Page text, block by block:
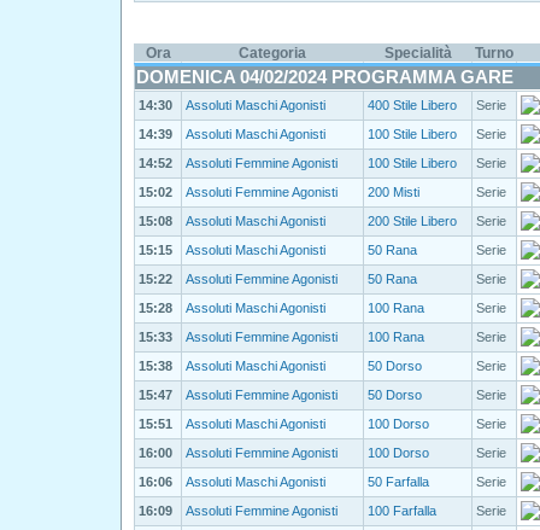
Ora Categoria Specialità Turno
DOMENICA 04/02/2024 PROGRAMMA GARE
14:30 Assoluti Maschi Agonisti 400 Stile Libero
Serie
14:39
Assoluti Maschi Agonisti 100 Stile Libero
Serie
14:52
Assoluti Femmine Agonisti 100 Stile Libero
Serie
15:02
Assoluti Femmine Agonisti 200 Misti
Serie
15:08
Assoluti Maschi Agonisti 200 Stile Libero
Serie
15:15
Assoluti Maschi Agonisti 50 Rana
Serie
15:22
Assoluti Femmine Agonisti 50 Rana
Serie
15:28
Assoluti Maschi Agonisti 100 Rana
Serie
15:33
Assoluti Femmine Agonisti 100 Rana
Serie
15:38
Assoluti Maschi Agonisti 50 Dorso
Serie
15:47
Assoluti Femmine Agonisti 50 Dorso
Serie
15:51
Assoluti Maschi Agonisti 100 Dorso
Serie
16:00
Assoluti Femmine Agonisti 100 Dorso
Serie
16:06
Assoluti Maschi Agonisti 50 Farfalla
Serie
16:09
Assoluti Femmine Agonisti 100 Farfalla
Serie